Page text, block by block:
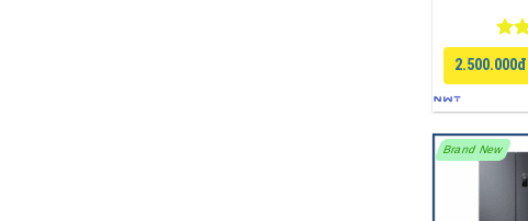
5
2.500.000đ
Brand New